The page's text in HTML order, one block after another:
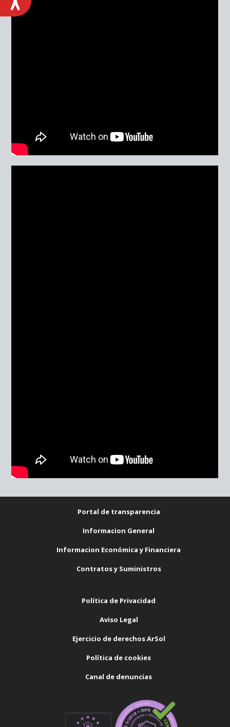
ACCESIBILIDAD
Portal de transparencia
Informacion General
Informacion Económica y Financiera
Contratos y Suministros
Política de Privacidad
Aviso Legal
Ejercicio de derechos ArSol
Política de cookies
Canal de denuncias